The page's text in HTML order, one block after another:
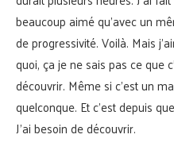
beaucoup aimé qu’avec un
de progressivité. Voilà. Mais
quoi, ça je ne sais pas ce que
découvrir. Même si c’est un
quelconque. Et c’est depuis
J’ai besoin de découvrir.